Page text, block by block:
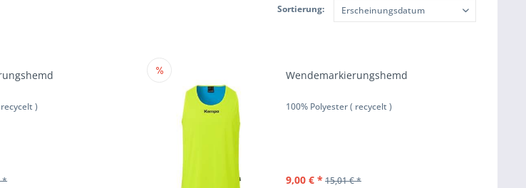
Sortierung:
)
*
Wendemarkierungshemd
100% Polyester ( recycelt )
9,00 € * 15,01 € *